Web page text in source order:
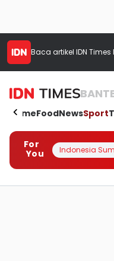
Baca artikel IDN Times
HomeFoodNewsSport
For
You
Indonesia